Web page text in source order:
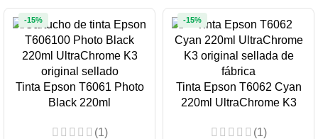
Tinta Epson T6061 Photo
Black 220ml
(1)
-15%
Tinta Epson T6062 Cyan
220ml UltraChrome K3
(1)
-15%